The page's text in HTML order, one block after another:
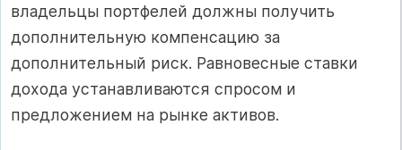
владельцы портфелей должны получить
дополнительную компенсацию за
дополнительный риск. Равновесные ставки
дохода устанавливаются спросом и
предложением на рынке активов.